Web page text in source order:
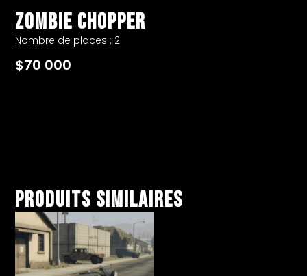
Zombie Chopper
Nombre de places : 2
$70 000
Produits similaires